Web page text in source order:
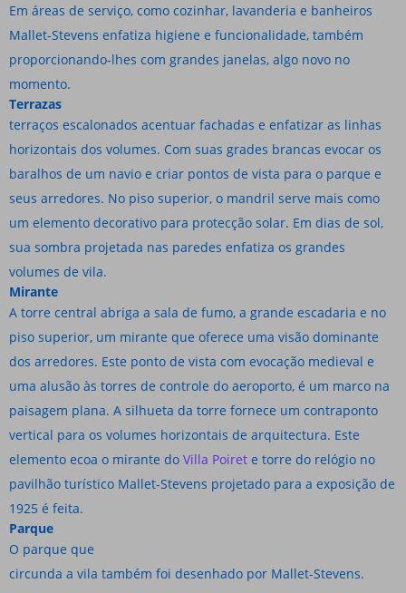
Em áreas de serviço, como cozinhar, lavanderia e banheiros
Mallet-Stevens enfatiza higiene e funcionalidade, também
proporcionando-lhes com grandes janelas, algo novo no
momento.
Terrazas
terraços escalonados acentuar fachadas e enfatizar as linhas
horizontais dos volumes. Com suas grades brancas evocar os
baralhos de um navio e criar pontos de vista para o parque e
seus arredores. No piso superior, o mandril serve mais como
um elemento decorativo para protecção solar. Em dias de sol,
sua sombra projetada nas paredes enfatiza os grandes
volumes de vila.
Mirante
A torre central abriga a sala de fumo, a grande escadaria e no
piso superior, um mirante que oferece uma visão dominante
dos arredores. Este ponto de vista com evocação medieval e
uma alusão às torres de controle do aeroporto, é um marco na
paisagem plana. A silhueta da torre fornece um contraponto
vertical para os volumes horizontais de arquitectura. Este
elemento ecoa o mirante do Villa Poiret e torre do relógio no
pavilhão turístico Mallet-Stevens projetado para a exposição de
1925 é feita.
Parque
O parque que
circunda a vila também foi desenhado por Mallet-Stevens.